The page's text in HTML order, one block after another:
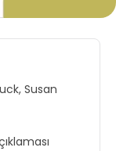
Susan